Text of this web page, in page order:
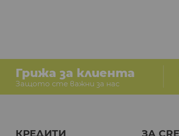
Грижа за клиента
Защото сте важни за нас
КРЕДИТИ ЗА